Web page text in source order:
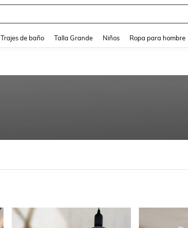
Trajes de baño Talla Grande Niños Ropa para hombre